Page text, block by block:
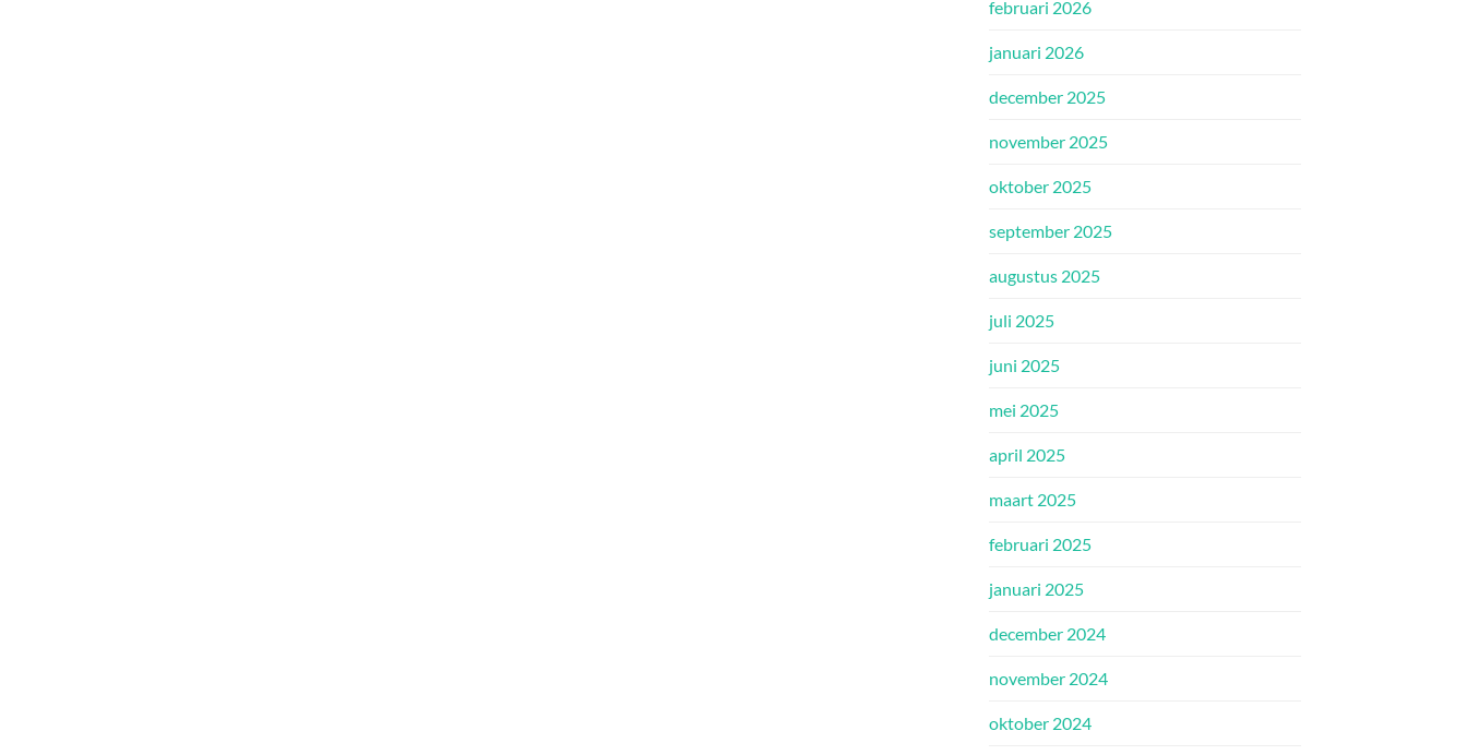
februari 2026
januari 2026
december 2025
november 2025
oktober 2025
september 2025
augustus 2025
juli 2025
juni 2025
mei 2025
april 2025
maart 2025
februari 2025
januari 2025
december 2024
november 2024
oktober 2024